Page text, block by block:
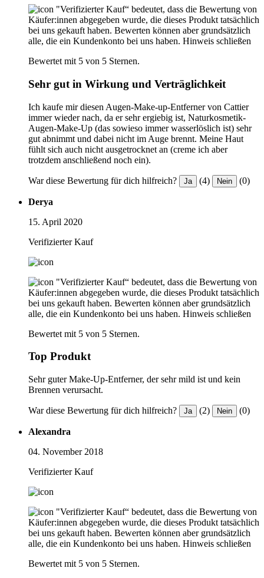
"Verifizierter Kauf“ bedeutet, dass die Bewertung von
Käufer:innen abgegeben wurde, die dieses Produkt tatsächlich
bei uns gekauft haben. Bewerten können aber grundsätzlich
alle, die ein Kundenkonto bei uns haben. Hinweis schließen
Bewertet mit 5 von 5 Sternen.
Sehr gut in Wirkung und Verträglichkeit
Ich kaufe mir diesen Augen-Make-up-Entferner von Cattier
immer wieder nach, da er sehr ergiebig ist, Naturkosmetik-
Augen-Make-Up (das sowieso immer wasserlöslich ist) sehr
gut abnimmt und dabei nicht im Auge brennt. Meine Haut
fühlt sich auch nicht ausgetrocknet an (creme ich aber
trotzdem anschließend noch ein).
War diese Bewertung für dich hilfreich? Ja (4) Nein (0)
Derya
15. April 2020
Verifizierter Kauf
"Verifizierter Kauf“ bedeutet, dass die Bewertung von
Käufer:innen abgegeben wurde, die dieses Produkt tatsächlich
bei uns gekauft haben. Bewerten können aber grundsätzlich
alle, die ein Kundenkonto bei uns haben. Hinweis schließen
Bewertet mit 5 von 5 Sternen.
Top Produkt
Sehr guter Make-Up-Entferner, der sehr mild ist und kein
Brennen verursacht.
War diese Bewertung für dich hilfreich? Ja (2) Nein (0)
Alexandra
04. November 2018
Verifizierter Kauf
"Verifizierter Kauf“ bedeutet, dass die Bewertung von
Käufer:innen abgegeben wurde, die dieses Produkt tatsächlich
bei uns gekauft haben. Bewerten können aber grundsätzlich
alle, die ein Kundenkonto bei uns haben. Hinweis schließen
Bewertet mit 5 von 5 Sternen.